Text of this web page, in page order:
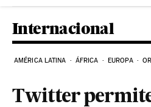
Internacional
AMÉRICA LATINA ÁFRICA EUROPA
Twitter permite